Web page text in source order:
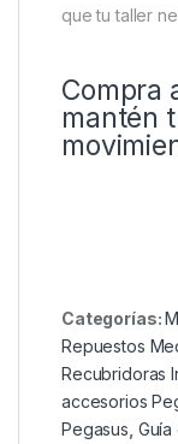
que tu taller
Compra
mantén
Categorías:
Repuestos
Recubridoras
accesorios
Pegasus Guía